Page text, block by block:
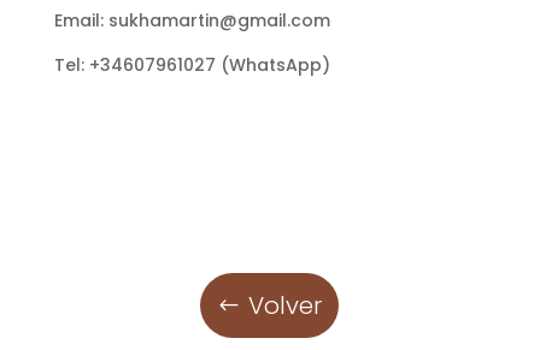
Email: sukhamartin@gmail.com
Tel: +34607961027 (WhatsApp)
Volver